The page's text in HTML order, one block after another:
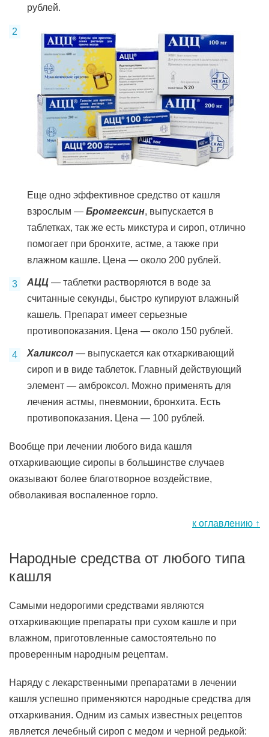
рублей.
Еще одно эффективное средство от кашля
взрослым — Бромгексин, выпускается в
таблетках, так же есть микстура и сироп, отлично
помогает при бронхите, астме, а также при
влажном кашле. Цена — около 200 рублей.
АЦЦ — таблетки растворяются в воде за
считанные секунды, быстро купируют влажный
кашель. Препарат имеет серьезные
противопоказания. Цена — около 150 рублей.
Халиксол — выпускается как отхаркивающий
сироп и в виде таблеток. Главный действующий
элемент — амброксол. Можно применять для
лечения астмы, пневмонии, бронхита. Есть
противопоказания. Цена — 100 рублей.
Вообще при лечении любого вида кашля
отхаркивающие сиропы в большинстве случаев
оказывают более благотворное воздействие,
обволакивая воспаленное горло.
к оглавлению ↑
Народные средства от любого типа
кашля
Самыми недорогими средствами являются
отхаркивающие препараты при сухом кашле и при
влажном, приготовленные самостоятельно по
проверенным народным рецептам.
Наряду с лекарственными препаратами в лечении
кашля успешно применяются народные средства для
отхаркивания. Одним из самых известных рецептов
является лечебный сироп с медом и черной редькой: